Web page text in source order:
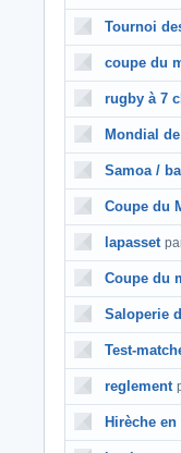
Tournoi
coupe du
rugby à 7
Mondial
Samoa /
Coupe du
lapasset
Coupe du
Saloperie
Test-
reglement
Hirèche